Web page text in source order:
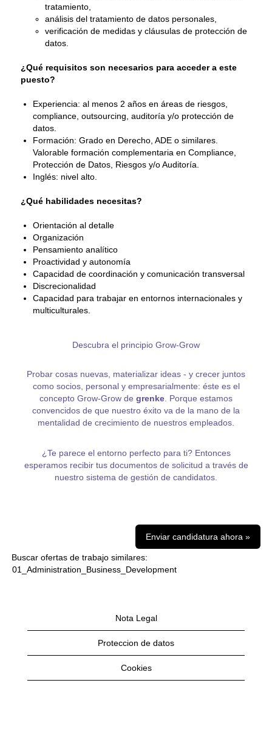
tratamiento,
análisis del tratamiento de datos personales,
verificación de medidas y cláusulas de protección de
datos.
¿Qué requisitos son necesarios para acceder a este
puesto?
Experiencia: al menos 2 años en áreas de riesgos,
compliance, outsourcing, auditoría y/o protección de
datos.
Formación: Grado en Derecho, ADE o similares.
Valorable formación complementaria en Compliance,
Protección de Datos, Riesgos y/o Auditoría.
Inglés: nivel alto.
¿Qué habilidades necesitas?
Orientación al detalle
Organización
Pensamiento analítico
Proactividad y autonomía
Capacidad de coordinación y comunicación transversal
Discrecionalidad
Capacidad para trabajar en entornos internacionales y
multiculturales.
Descubra el principio Grow-Grow
Probar cosas nuevas, materializar ideas - y crecer juntos
como socios, personal y empresarialmente: éste es el
concepto Grow-Grow de grenke . Porque estamos
convencidos de que nuestro éxito va de la mano de la
mentalidad de crecimiento de nuestros empleados.
¿Te parece el entorno perfecto para ti? Entonces
esperamos recibir tus documentos de solicitud a través de
nuestro sistema de gestión de candidatos.
Enviar candidatura ahora »
Buscar ofertas de trabajo similares:
01_Administration_Business_Development
Nota Legal
Proteccion de datos
Cookies